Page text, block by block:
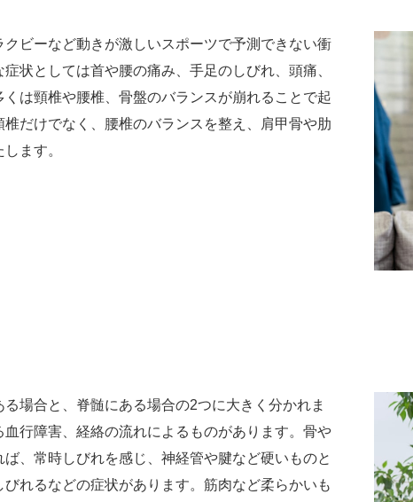
ビーなど動きが激しいスポーツで予測できない衝
状としては首や腰の痛み、手足のしびれ、頭痛、
は頸椎や腰椎、骨盤のバランスが崩れることで起
だけでなく、腰椎のバランスを整え、肩甲骨や肋
ます。
場合と、脊髄にある場合の2つに大きく分かれま
行障害、経絡の流れによるものがあります。骨や
、常時しびれを感じ、神経管や腱など硬いものと
れるなどの症状があります。筋肉など柔らかいも